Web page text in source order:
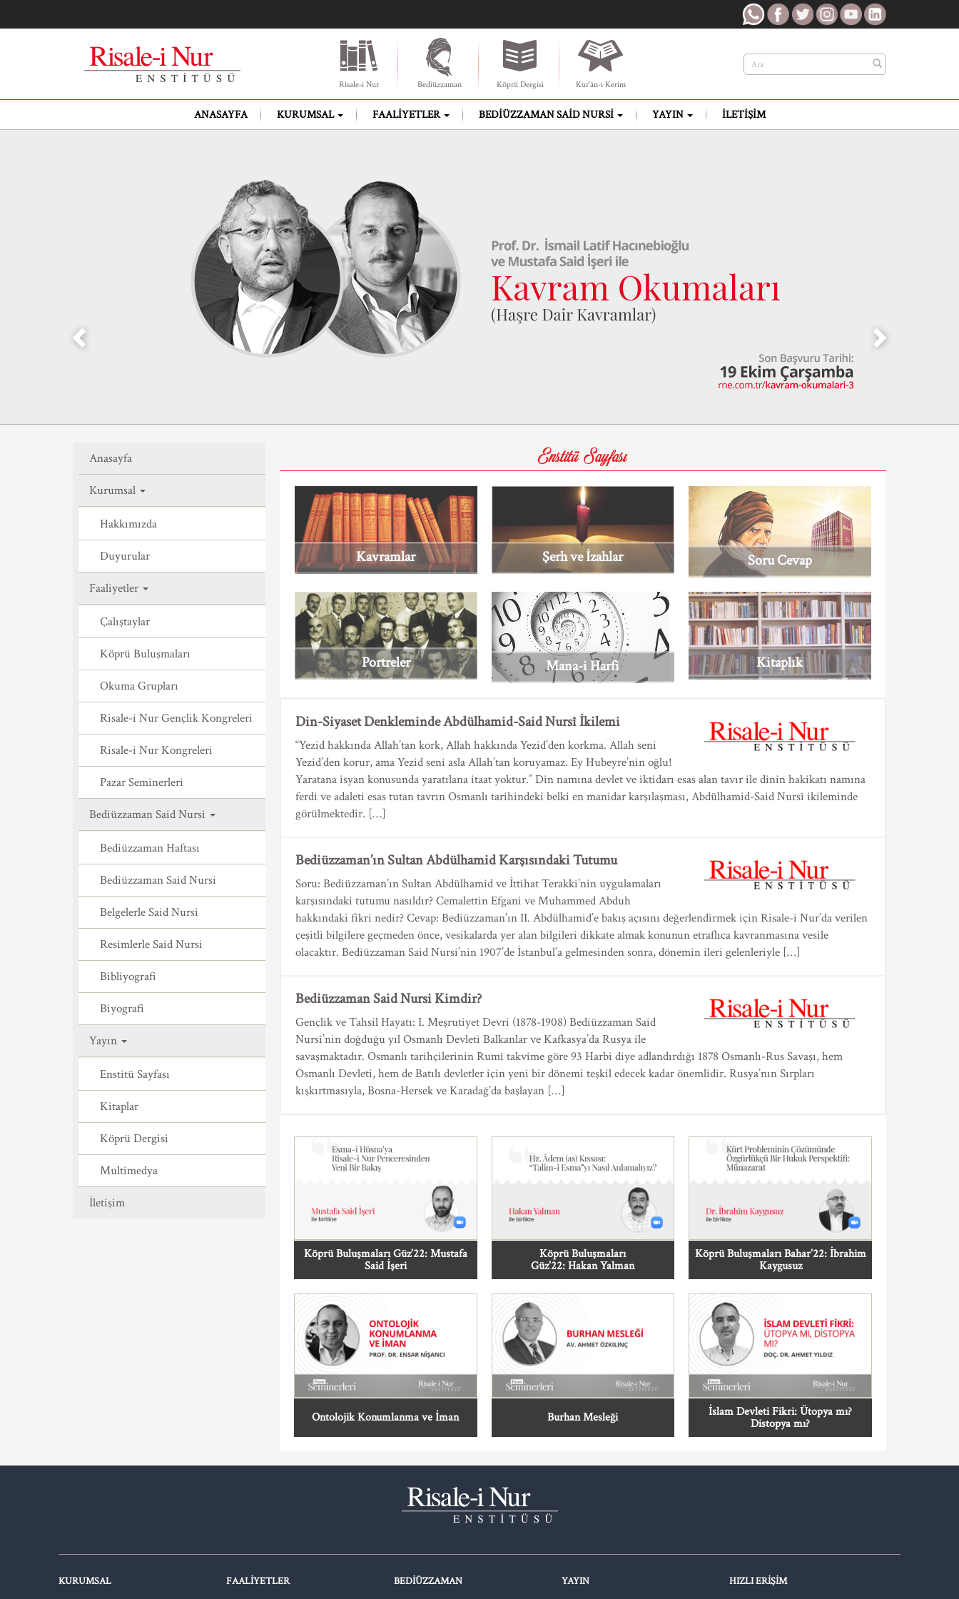
Risale-i Nur Bediüzzaman Köprü Dergisi Kur'ân-ı Kerim
ANASAYFA KURUMSAL FAALIYETLER BEDIÜZZAMAN SAID NURSI YAYIN İLETIŞIM
Kavramlar Şerh ve İzahlar Soru Cevap
Portreler Mana-i Harfi Kitaplık
Din-Siyaset Denkleminde Abdülhamid-Said Nursî İkilemi
“Yezid hakkında Allah’tan kork, Allah hakkında Yezid’den korkma. Allah seni
Yezid’den korur, ama Yezid seni asla Allah’tan koruyamaz. Ey Hubeyre’nin oğlu!
Yaratana isyan konusunda yaratılana itaat yoktur.” Din namına devlet ve iktidarı esas alan tavır ile dinin hakikatı namına
ferdi ve adaleti esas tutan tavrın Osmanlı tarihindeki belki en manidar karşılaşması, Abdülhamid-Said Nursî ikileminde
görülmektedir. […]
Bediüzzaman’ın Sultan Abdülhamid Karşısındaki Tutumu
Soru: Bediüzzaman’ın Sultan Abdülhamid ve İttihat Terakki’nin uygulamaları
karşısındaki tutumu nasıldır? Cemalettin Efgani ve Muhammed Abduh
hakkındaki fikri nedir? Cevap: Bediüzzaman’ın II. Abdülhamid’e bakış açısını değerlendirmek için Risale-i Nur’da verilen
çeşitli bilgilere geçmeden önce, vesikalarda yer alan bilgileri dikkate almak konunun etraflıca kavranmasına vesile
olacaktır. Bediüzzaman Said Nursi’nin 1907’de İstanbul’a gelmesinden sonra, dönemin ileri gelenleriyle […]
Bediüzzaman Said Nursi Kimdir?
Gençlik ve Tahsil Hayatı: I. Meşrutiyet Devri (1878-1908) Bediüzzaman Said
Nursî’nin doğduğu yıl Osmanlı Devleti Balkanlar ve Kafkasya’da Rusya ile
savaşmaktadır. Osmanlı tarihçilerinin Rumî takvime göre 93 Harbi diye adlandırdığı 1878 Osmanlı-Rus Savaşı, hem
Osmanlı Devleti, hem de Batılı devletler için yeni bir dönemi teşkil edecek kadar önemlidir. Rusya’nın Sırpları
kışkırtmasıyla, Bosna-Hersek ve Karadağ’da başlayan […]
Köprü Buluşmaları Güz’22: Mustafa
Said İşeri
Köprü Buluşmaları
Güz’22: Hakan Yalman
Köprü Buluşmaları Bahar’22: İbrahim
Kaygusuz
Ontolojik Konumlanma ve İman Burhan Mesleği
İslam Devleti Fikri: Ütopya mı?
Distopya mı?
Anasayfa
Kurumsal
Hakkımızda
Duyurular
Faaliyetler
Çalıştaylar
Köprü Buluşmaları
Okuma Grupları
Risale-i Nur Gençlik Kongreleri
Risale-i Nur Kongreleri
Pazar Seminerleri
Bediüzzaman Said Nursi
Bediüzzaman Haftası
Bediüzzaman Said Nursi
Belgelerle Said Nursi
Resimlerle Said Nursi
Bibliyografi
Biyografi
Yayın
Enstitü Sayfası
Kitaplar
Köprü Dergisi
Multimedya
İletişim
KURUMSAL FAALIYETLER BEDIÜZZAMAN YAYIN HIZLI ERIŞIM